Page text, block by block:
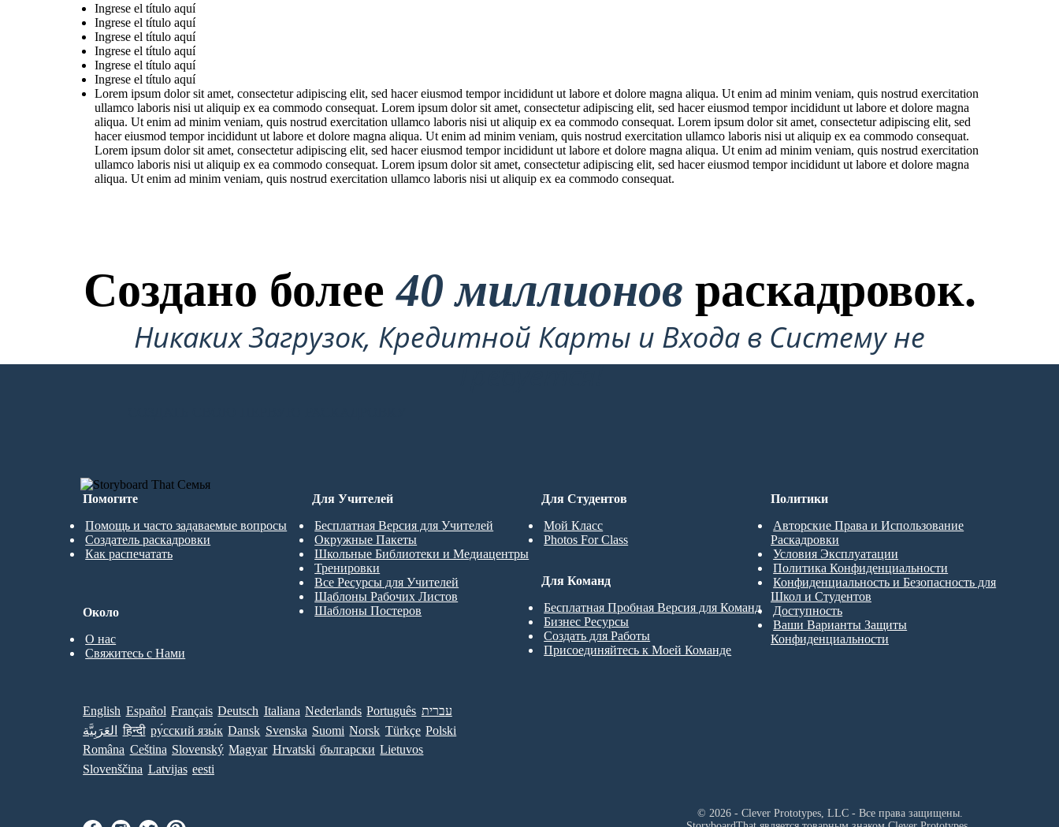
Ingrese el título aquí
Ingrese el título aquí
Ingrese el título aquí
Ingrese el título aquí
Ingrese el título aquí
Ingrese el título aquí
Lorem ipsum dolor sit amet, consectetur adipiscing elit, sed hacer eiusmod tempor incididunt ut labore et dolore magna aliqua. Ut enim ad minim veniam, quis nostrud exercitation
ullamco laboris nisi ut aliquip ex ea commodo consequat. Lorem ipsum dolor sit amet, consectetur adipiscing elit, sed hacer eiusmod tempor incididunt ut labore et dolore magna
aliqua. Ut enim ad minim veniam, quis nostrud exercitation ullamco laboris nisi ut aliquip ex ea commodo consequat. Lorem ipsum dolor sit amet, consectetur adipiscing elit, sed
hacer eiusmod tempor incididunt ut labore et dolore magna aliqua. Ut enim ad minim veniam, quis nostrud exercitation ullamco laboris nisi ut aliquip ex ea commodo consequat.
Lorem ipsum dolor sit amet, consectetur adipiscing elit, sed hacer eiusmod tempor incididunt ut labore et dolore magna aliqua. Ut enim ad minim veniam, quis nostrud exercitation
ullamco laboris nisi ut aliquip ex ea commodo consequat. Lorem ipsum dolor sit amet, consectetur adipiscing elit, sed hacer eiusmod tempor incididunt ut labore et dolore magna
aliqua. Ut enim ad minim veniam, quis nostrud exercitation ullamco laboris nisi ut aliquip ex ea commodo consequat.
Создано более40 миллионов раскадровок.
Никаких Загрузок, Кредитной Карты и Входа в Систему не
Требуется!
Помогите
Помощь и часто задаваемые вопросы
Создатель раскадровки
Как распечатать
Для Студентов
Мой Класс
Photos For Class
Для Учителей
Бесплатная Версия для Учителей
Окружные Пакеты
Школьные Библиотеки и Медиацентры
Тренировки
Все Ресурсы для Учителей
Шаблоны Рабочих Листов
Шаблоны Постеров
Для Команд
Бесплатная Пробная Версия для Команд
Бизнес Ресурсы
Создать для Работы
Присоединяйтесь к Моей Команде
Около
О нас
Свяжитесь с Нами
Политики
Авторские Права и Использование
Раскадровки
Условия Эксплуатации
Политика Конфиденциальности
Конфиденциальность и Безопасность для
Школ и Студентов
Доступность
Ваши Варианты Защиты
Конфиденциальности
English Español Français Deutsch Italiana Nederlands Português עברית
العَرَبِيَّة
हिन्दी ру́сский язы́к Dansk Svenska Suomi Norsk Türkçe Polski
Româna Ceština Slovenský Magyar Hrvatski български Lietuvos
Slovenščina Latvijas eesti
© 2026 - Clever Prototypes, LLC - Все права защищены.